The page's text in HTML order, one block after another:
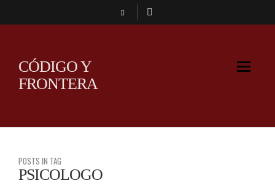
CÓDIGO Y
FRONTERA
POSTS IN TAG
PSICOLOGO